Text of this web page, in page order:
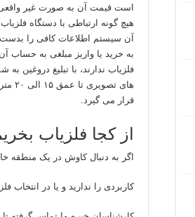
است قیمت آن به صورت غیر واقعی
هیچ گونه ارتباطی با دستگاه
آن سیستم اطلاعات کافی را بدست
به خرید یا واریز مبلغی به حساب
فلزیاب ندارند، با تبلیغ دروغین
قرار می گیرد.
از کجا فلزیاب
اگر به دنبال کاوش در یک منطقه
کاربردی را ندارید و یا در انتخاب